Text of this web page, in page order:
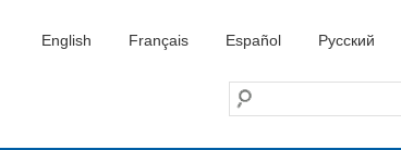
English Français Español Русский